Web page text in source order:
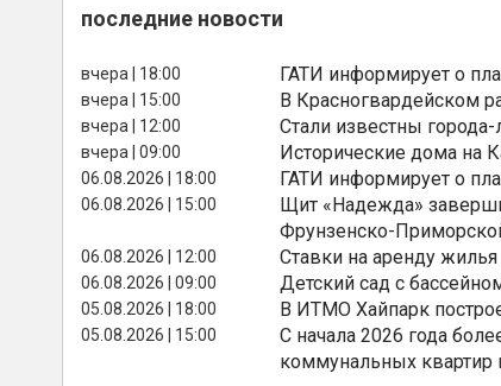
последние новости
вчера | 18:00 ГАТИ информирует о
вчера | 15:00 В Красногвардейском
вчера | 12:00 Стали известны
вчера | 09:00 Исторические дома на
06.08.2026 | 18:00 ГАТИ информирует о
06.08.2026 | 15:00
Щит «Надежда»
Фрунзенско-
06.08.2026 | 12:00 Ставки на аренду
06.08.2026 | 09:00 Детский сад с
05.08.2026 | 18:00 В ИТМО Хайпарк
05.08.2026 | 15:00
С начала 2026 года
коммунальных квартир